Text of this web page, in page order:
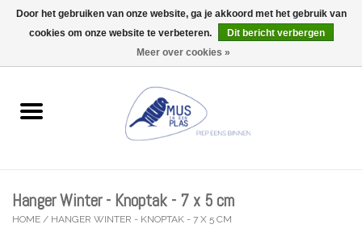
0 Artikelen - €0,00
Wenskaarten
Lifestyle
Hanger Winter - Knoptak - 7 x 5 cm
HOME / HANGER WINTER - KNOPTAK - 7 X 5 CM
Door het gebruiken van onze website, ga je akkoord met het gebruik van
cookies om onze website te verbeteren.
Dit bericht verbergen
Meer over cookies »
Wij zijn uitzonderlijk gesloten op Do 13/08